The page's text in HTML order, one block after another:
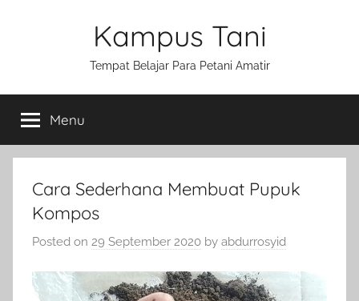
Kampus Tani
Tempat Belajar Para Petani Amatir
Menu
Cara Sederhana Membuat Pupuk
Kompos
Posted on 29 September 2020 by abdurrosyid